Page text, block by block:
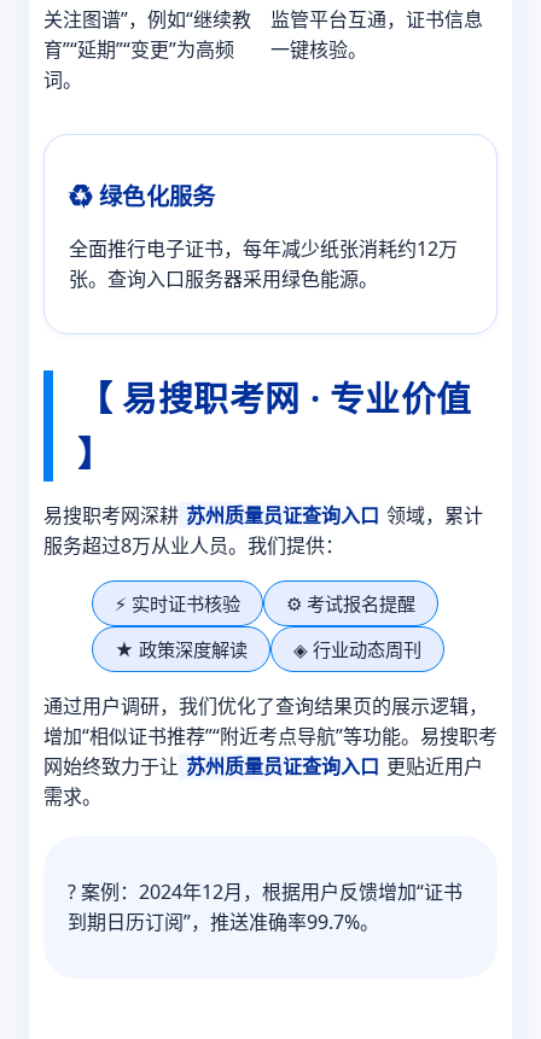
关注图谱”，例如“继续教
育”“延期”“变更”为高频
词。
监管平台互通，证书信息
一键核验。
♻️ 绿色化服务
全面推行电子证书，每年减少纸张消耗约12万
张。查询入口服务器采用绿色能源。
【 易搜职考网 · 专业价值
】
易搜职考网深耕 苏州质量员证查询入口 领域，累计
服务超过8万从业人员。我们提供：
⚡ 实时证书核验
⚙️ 考试报名提醒
★ 政策深度解读
◈ 行业动态周刊
通过用户调研，我们优化了查询结果页的展示逻辑，
增加“相似证书推荐”“附近考点导航”等功能。易搜职考
网始终致力于让 苏州质量员证查询入口 更贴近用户
需求。
? 案例：2024年12月，根据用户反馈增加“证书
到期日历订阅”，推送准确率99.7%。